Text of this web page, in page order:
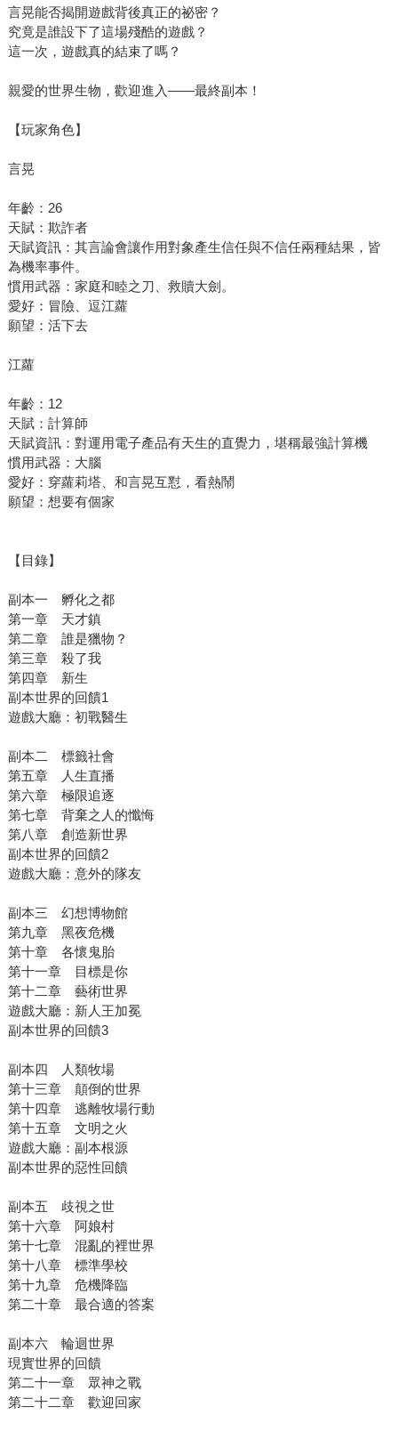
言晃能否揭開遊戲背後真正的祕密？
究竟是誰設下了這場殘酷的遊戲？
這一次，遊戲真的結束了嗎？
親愛的世界生物，歡迎進入——最終副本！
【玩家角色】
言晃
年齡：26
天賦：欺詐者
天賦資訊：其言論會讓作用對象產生信任與不信任兩種結果，皆
為機率事件。
慣用武器：家庭和睦之刀、救贖大劍。
愛好：冒險、逗江蘿
願望：活下去
江蘿
年齡：12
天賦：計算師
天賦資訊：對運用電子產品有天生的直覺力，堪稱最強計算機
慣用武器：大腦
愛好：穿蘿莉塔、和言晃互懟，看熱鬧
願望：想要有個家
【目錄】
副本一 孵化之都
第一章 天才鎮
第二章 誰是獵物？
第三章 殺了我
第四章 新生
副本世界的回饋1
遊戲大廳：初戰醫生
副本二 標籤社會
第五章 人生直播
第六章 極限追逐
第七章 背棄之人的懺悔
第八章 創造新世界
副本世界的回饋2
遊戲大廳：意外的隊友
副本三 幻想博物館
第九章 黑夜危機
第十章 各懷鬼胎
第十一章 目標是你
第十二章 藝術世界
遊戲大廳：新人王加冕
副本世界的回饋3
副本四 人類牧場
第十三章 顛倒的世界
第十四章 逃離牧場行動
第十五章 文明之火
遊戲大廳：副本根源
副本世界的惡性回饋
副本五 歧視之世
第十六章 阿娘村
第十七章 混亂的裡世界
第十八章 標準學校
第十九章 危機降臨
第二十章 最合適的答案
副本六 輪迴世界
現實世界的回饋
第二十一章 眾神之戰
第二十二章 歡迎回家